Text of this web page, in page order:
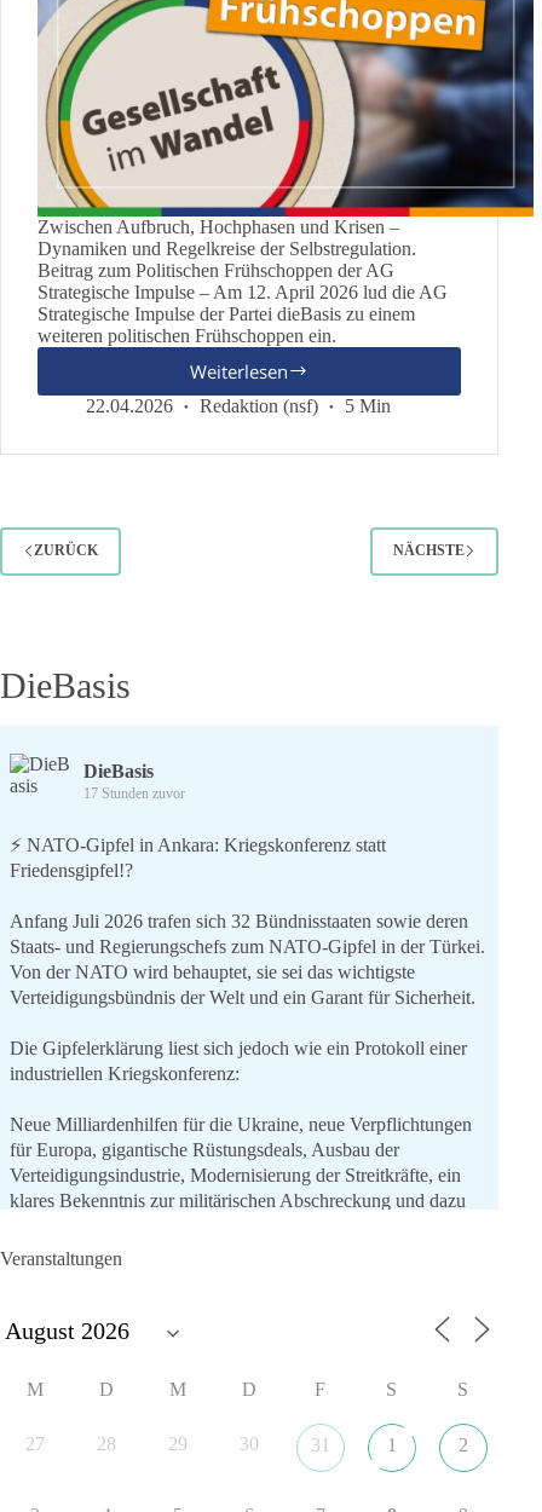
Zwischen Aufbruch, Hochphasen und Krisen –
Dynamiken und Regelkreise der Selbstregulation.
Beitrag zum Politischen Frühschoppen der AG
Strategische Impulse – Am 12. April 2026 lud die AG
Strategische Impulse der Partei dieBasis zu einem
weiteren politischen Frühschoppen ein.
WeiterlesenGesellschaft
im
22.04.2026 Redaktion (nsf) 5 Min
ZURÜCK NÄCHSTE
DieBasis
DieBasis
17 Stunden zuvor
⚡️ NATO-Gipfel in Ankara: Kriegskonferenz statt
Friedensgipfel!?
Anfang Juli 2026 trafen sich 32 Bündnisstaaten sowie deren
Staats- und Regierungschefs zum NATO-Gipfel in der Türkei.
Von der NATO wird behauptet, sie sei das wichtigste
Verteidigungsbündnis der Welt und ein Garant für Sicherheit.
Die Gipfelerklärung liest sich jedoch wie ein Protokoll einer
industriellen Kriegskonferenz:
Neue Milliardenhilfen für die Ukraine, neue Verpflichtungen
für Europa, gigantische Rüstungsdeals, Ausbau der
Verteidigungsindustrie, Modernisierung der Streitkräfte, ein
klares Bekenntnis zur militärischen Abschreckung und dazu
aus der NATO. Ein Gipfel, der mehr nach Rüstungsdeal als
nach Friedenspolitik klingt, wird niemals Sicherheit schaffen,
Veranstaltungen
M D M D F S S
27 28 29 30 31 1 2